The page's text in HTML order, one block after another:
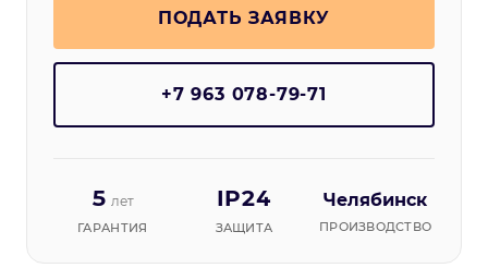
ПОДАТЬ ЗАЯВКУ
+7 963 078-79-71
5 лет
ГАРАНТИЯ
IP24
ЗАЩИТА
Челябинск
ПРОИЗВОДСТВО